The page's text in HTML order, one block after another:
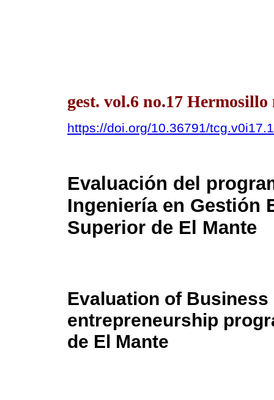
gest. vol.6 no.17
https://doi.org/10.36791/
Evaluación del
Ingeniería en Gestión
Superior de El Mante
Evaluation of
entrepreneurship
de El Mante